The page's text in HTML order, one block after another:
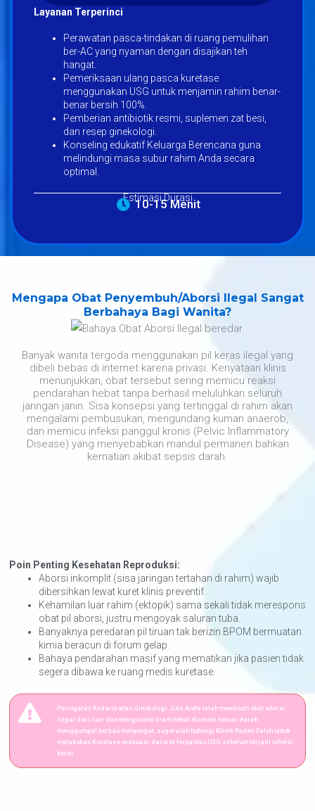
Layanan Terperinci
Perawatan pasca-tindakan di ruang pemulihan
ber-AC yang nyaman dengan disajikan teh
hangat.
Pemeriksaan ulang pasca kuretase
menggunakan USG untuk menjamin rahim benar-
benar bersih 100%.
Pemberian antibiotik resmi, suplemen zat besi,
dan resep ginekologi.
Konseling edukatif Keluarga Berencana guna
melindungi masa subur rahim Anda secara
optimal.
Estimasi Durasi
10-15 Menit
Mengapa Obat Penyembuh/Aborsi Ilegal Sangat
Berbahaya Bagi Wanita?
Banyak wanita tergoda menggunakan pil keras ilegal yang
dibeli bebas di internet karena privasi. Kenyataan klinis
menunjukkan, obat tersebut sering memicu reaksi
pendarahan hebat tanpa berhasil meluluhkan seluruh
jaringan janin. Sisa konsepsi yang tertinggal di rahim akan
mengalami pembusukan, mengundang kuman anaerob,
dan memicu infeksi panggul kronis (Pelvic Inflammatory
Disease) yang menyebabkan mandul permanen bahkan
kematian akibat sepsis darah.
Poin Penting Kesehatan Reproduksi:
Aborsi inkomplit (sisa jaringan tertahan di rahim) wajib
dibersihkan lewat kuret klinis preventif.
Kehamilan luar rahim (ektopik) sama sekali tidak merespons
obat pil aborsi, justru mengoyak saluran tuba.
Banyaknya peredaran pil tiruan tak berizin BPOM bermuatan
kimia beracun di forum gelap.
Bahaya pendarahan masif yang mematikan jika pasien tidak
segera dibawa ke ruang medis kuretase.
Peringatan Kedaruratan Ginekologi: Jika Anda telah meminum obat aborsi
ilegal dari luar dan mengalami kram hebat disertai keluar darah
menggumpal berbau menyengat, segeralah hubungi Klinik Raden Saleh untuk
melakukan Kuretase evakuasi darurat terpantau USG sebelum terjadi infeksi
berat.